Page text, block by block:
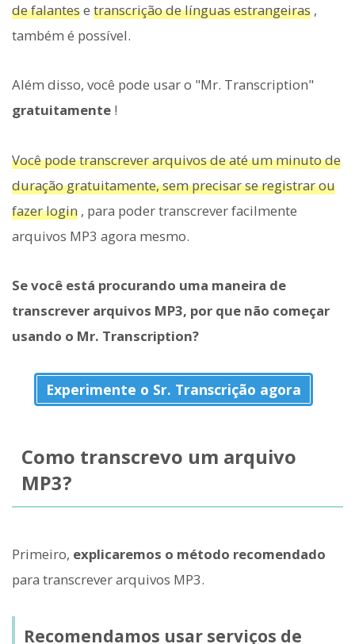
de falantese transcrição de línguas estrangeiras ,
também é possível.
Além disso, você pode usar o "Mr. Transcription"
gratuitamente !
Você pode transcrever arquivos de até um minuto de
duração gratuitamente, sem precisar se registrar ou
fazer login , para poder transcrever facilmente
arquivos MP3 agora mesmo.
Se você está procurando uma maneira de
transcrever arquivos MP3, por que não começar
usando o Mr. Transcription?
Experimente o Sr. Transcrição agora
Como transcrevo um arquivo
MP3?
Primeiro, explicaremos o método recomendado
para transcrever arquivos MP3.
Recomendamos usar serviços de